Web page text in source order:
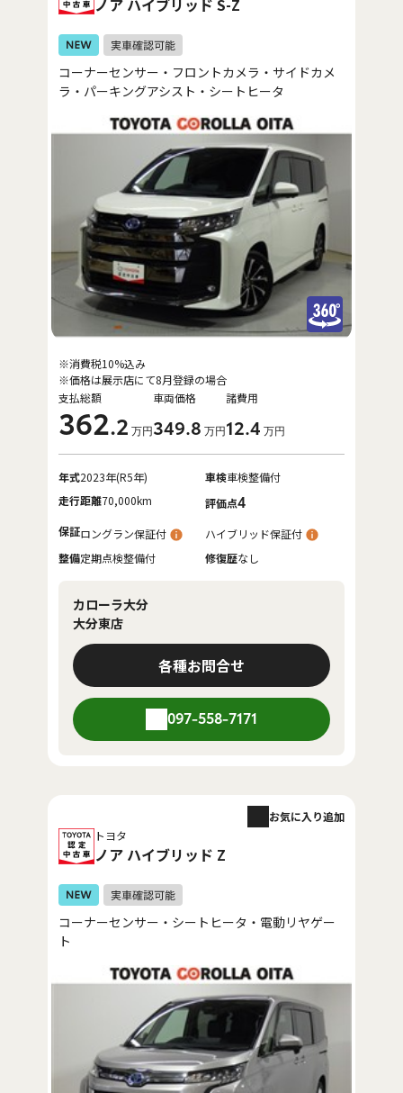
ノア ハイブリッド S-Z
コーナーセンサー・フロントカメラ・サイドカメ
ラ・パーキングアシスト・シートヒータ
支払総額
362.2 万円
車両価格
349.8 万円
諸費用
12.4 万円
※消費税10%込み
※価格は展示店にて8月登録の場合
年式2023年(R5年) 車検車検整備付
走行距離70,000km 評価点4
保証ロングラン保証付
ハイブリッド保証付
整備定期点検整備付 修復歴なし
カローラ大分
大分東店
各種お問合せ
097-558-7171
トヨタ
ノア ハイブリッド Z
お気に入り追加
コーナーセンサー・シートヒータ・電動リヤゲー
ト